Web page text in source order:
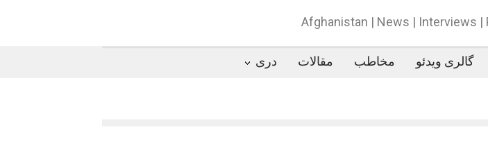
Afghanistan | News | Interviews
گالری ویدئو مخاطب مقالات دری